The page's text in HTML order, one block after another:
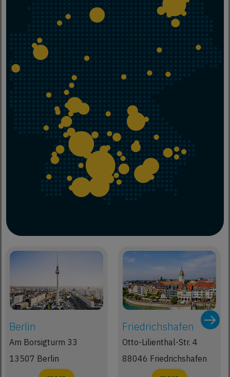
Berlin
Am Borsigturm 33
13507 Berlin
Friedrichshafen
Otto-Lilienthal-Str. 4
88046 Friedrichshafen